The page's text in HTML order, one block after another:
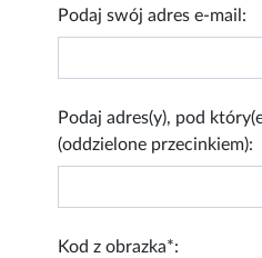
Podaj swój adres e-mail:
Podaj adres(y), pod
(oddzielone przecinkiem):
Kod z obrazka*: